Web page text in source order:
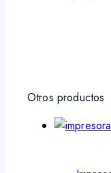
Otros productos